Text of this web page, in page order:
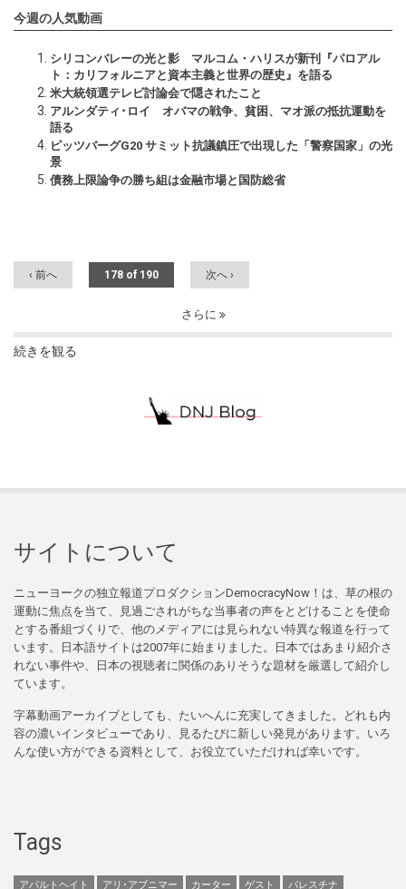
今週の人気動画
シリコンバレーの光と影 マルコム・ハリスが新刊『パロアル
ト：カリフォルニアと資本主義と世界の歴史』を語る
米大統領選テレビ討論会で隠されたこと
アルンダティ･ロイ オバマの戦争、貧困、マオ派の抵抗運動を
語る
ピッツバーグG20 サミット抗議鎮圧で出現した「警察国家」の光
景
債務上限論争の勝ち組は金融市場と国防総省
‹ 前へ 178 of 190 次へ ›
さらに
続きを観る
サイトについて
ニューヨークの独立報道プロダクションDemocracyNow！は、草の根の
運動に焦点を当て、見過ごされがちな当事者の声をとどけることを使命
とする番組づくりで、他のメディアには見られない特異な報道を行って
います。日本語サイトは2007年に始まりました。日本ではあまり紹介さ
れない事件や、日本の視聴者に関係のありそうな題材を厳選して紹介し
ています。
字幕動画アーカイブとしても、たいへんに充実してきました。どれも内
容の濃いインタビューであり、見るたびに新しい発見があります。いろ
んな使い方ができる資料として、お役立ていただければ幸いです。
Tags
アパルトヘイト アリ･アブニマー カーター ゲスト パレスチナ